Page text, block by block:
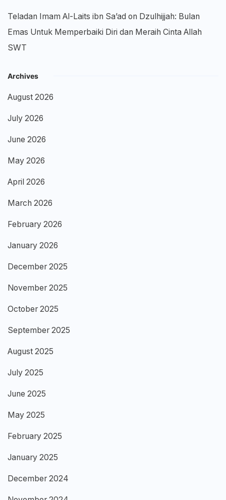
Teladan Imam Al-Laits ibn Sa’ad on Dzulhijjah: Bulan
Emas Untuk Memperbaiki Diri dan Meraih Cinta Allah
SWT
Archives
August 2026
July 2026
June 2026
May 2026
April 2026
March 2026
February 2026
January 2026
December 2025
November 2025
October 2025
September 2025
August 2025
July 2025
June 2025
May 2025
February 2025
January 2025
December 2024